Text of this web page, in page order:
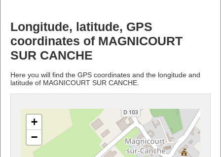
Longitude, latitude, GPS
coordinates of MAGNICOURT
SUR CANCHE
Here you will find the GPS coordinates and the longitude and
latitude of MAGNICOURT SUR CANCHE.
+
−